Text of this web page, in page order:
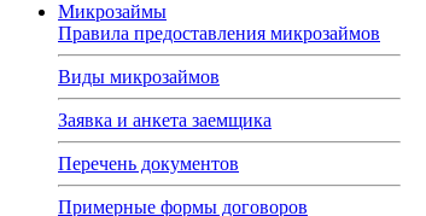
Микрозаймы
Правила предоставления микрозаймов
Виды микрозаймов
Заявка и анкета заемщика
Перечень документов
Примерные формы договоров